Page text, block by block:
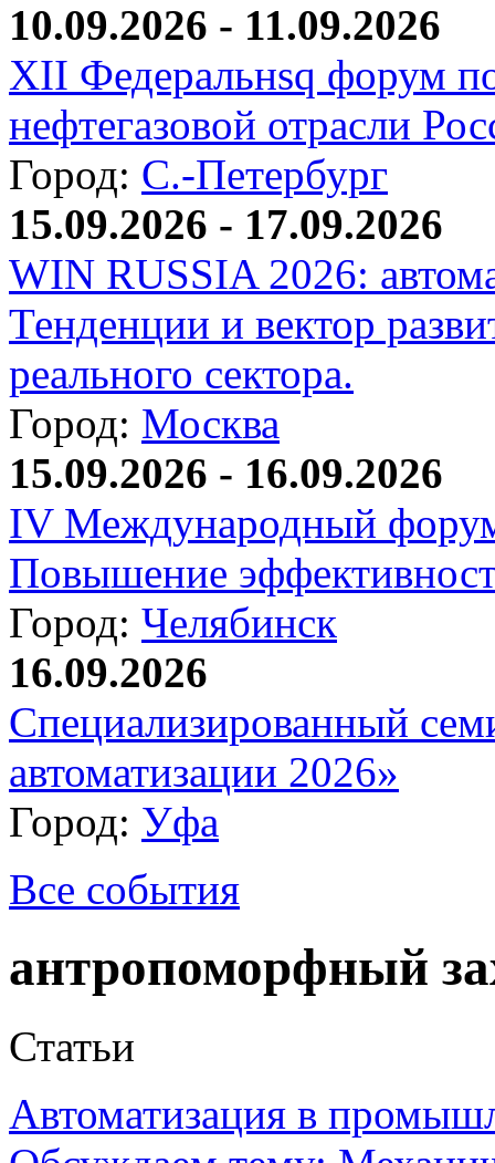
10.09.2026 - 11.09.2026
XII Федеральнsq форум
нефтегазовой отрасли
Город: С.-Петербург
15.09.2026 - 17.09.2026
WIN RUSSIA 2026:
Тенденции и вектор
реального сектора.
Город: Москва
15.09.2026 - 16.09.2026
IV Международный
Повышение
Город: Челябинск
16.09.2026
Специализированный
автоматизации 2026»
Город: Уфа
Все события
антропоморфный
Статьи
Автоматизация в